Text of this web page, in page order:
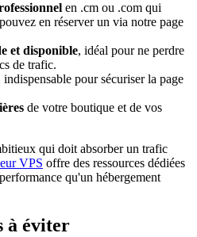
en .cm ou .com qui
en réserver un via notre page
et disponible, idéal pour ne perdre
de trafic.
indispensable pour sécuriser la page
de votre boutique et de vos
qui doit absorber un trafic
VPS offre des ressources dédiées
qu'un hébergement
à éviter